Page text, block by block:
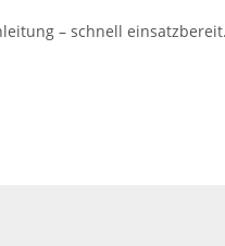
– schnell einsatzbereit.